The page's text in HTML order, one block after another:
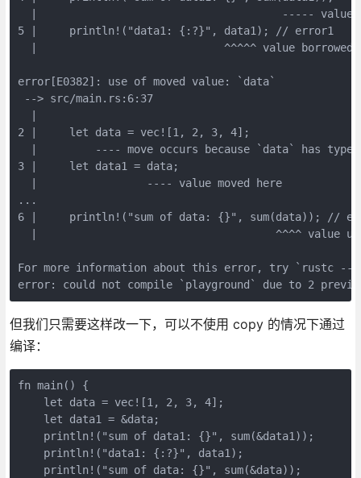
|                                      ----- value
5 |     println!("data1: {:?}", data1); // error1
|                             ^^^^^ value borrowed
error[E0382]: use of moved value: `data`
--> src/main.rs:6:37
2 |     let data = vec![1, 2, 3, 4];
|         ---- move occurs because `data` has
3 |     let data1 = data;
  |                 ---- value moved here
...
6 |     println!("sum of data: {}", sum(data)); //
|                                     ^^^^ value
For more information about this error, try `rustc --
error: could not compile `playground` due to 2
但我们只需要这样改一下，可以不使用 copy 的情况下通过
编译：
fn main() {
    let data = vec![1, 2, 3, 4];
    let data1 = &data;
    println!("sum of data1: {}", sum(&data1));
    println!("data1: {:?}", data1);
    println!("sum of data: {}", sum(&data));